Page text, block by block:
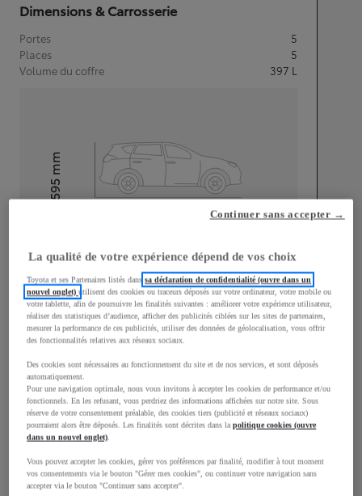
Dimensions & Carrosserie
Portes
5
Places
5
Volume du coffre
397 L
Hauteur
1 595
mm
Largeur
Consommation mixte
Consommation mixte 4,4 L/100 km
Émissions CO2
100g/km
La qualité de votre expérience dépend de vos choix
Toyota et ses Partenaires listés danssa déclaration de confidentialité (ouvre dans un
nouvel onglet)utilisent des cookies ou traceurs déposés sur votre ordinateur, votre mobile ou
votre tablette, afin de poursuivre les finalités suivantes : améliorer votre expérience utilisateur,
réaliser des statistiques d’audience, afficher des publicités ciblées sur les sites de partenaires,
mesurer la performance de ces publicités, utiliser des données de géolocalisation, vous offrir
des fonctionnalités relatives aux réseaux sociaux.
Des cookies sont nécessaires au fonctionnement du site et de nos services, et sont déposés
automatiquement.
Pour une navigation optimale, nous vous invitons à accepter les cookies de performance et/ou
fonctionnels. En les refusant, vous perdriez des informations affichées sur notre site. Sous
réserve de votre consentement préalable, des cookies tiers (publicité et réseaux sociaux)
pourraient alors être déposés. Les finalités sont décrites dans lapolitique cookies (ouvre
dans un nouvel onglet).
Vous pouvez accepter les cookies, gérer vos préférences par finalité, modifier à tout moment
vos consentements via le bouton "Gérer mes cookies", ou continuer votre navigation sans
accepter via le bouton "Continuer sans accepter".
Continuer sans accepter →